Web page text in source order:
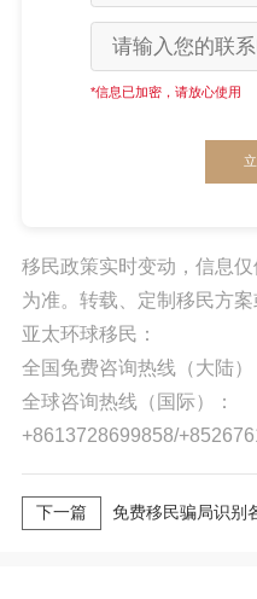
*信息已加密，请放心使用
移民政策实时变动，信息
为准。转载、定制移民方
亚太环球移民：
全国免费咨询热线（大陆
全球咨询热线（国际）：
+8613728699858/
下一篇 免费移民骗局识别